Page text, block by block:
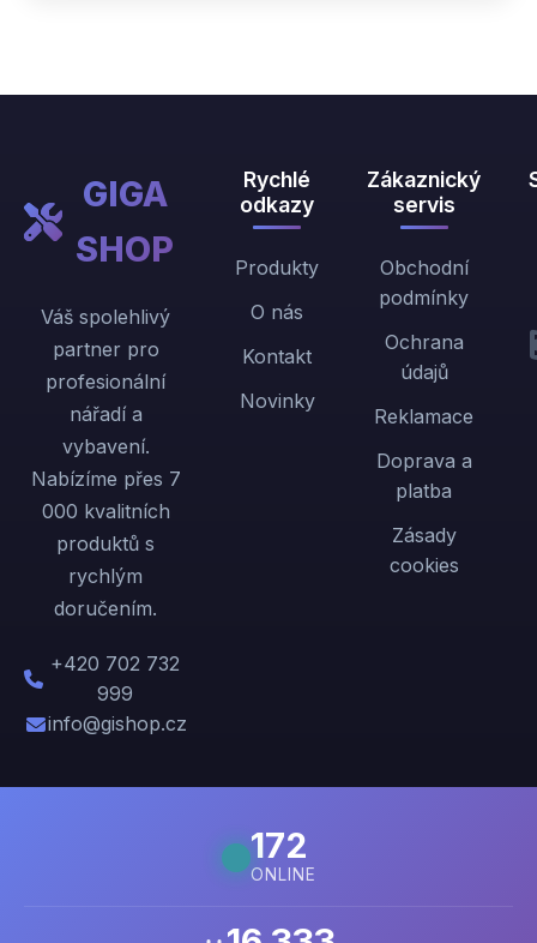
GIGA
SHOP
Váš spolehlivý
partner pro
profesionální
nářadí a
vybavení.
Nabízíme přes 7
000 kvalitních
produktů s
rychlým
doručením.
+420 702 732
999
info@gishop.cz
Rychlé
odkazy
Produkty
O nás
Kontakt
Novinky
Zákaznický
servis
Obchodní
podmínky
Ochrana
údajů
Reklamace
Doprava a
platba
Zásady
cookies
172
ONLINE